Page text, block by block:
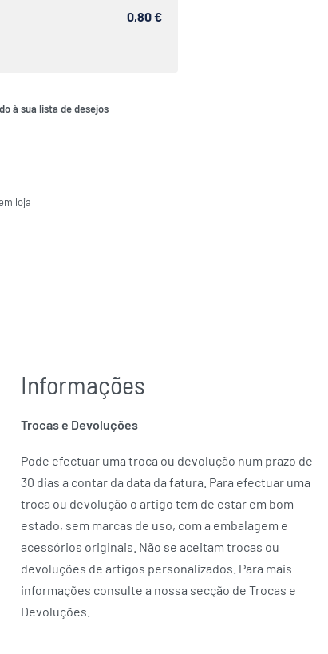
0,80 €
à sua lista de desejos
loja
Informações
Trocas e Devoluções
Pode efectuar uma troca ou devolução num prazo de
30 dias a contar da data da fatura. Para efectuar uma
troca ou devolução o artigo tem de estar em bom
estado, sem marcas de uso, com a embalagem e
acessórios originais. Não se aceitam trocas ou
devoluções de artigos personalizados. Para mais
informações consulte a nossa secção de Trocas e
Devoluções.